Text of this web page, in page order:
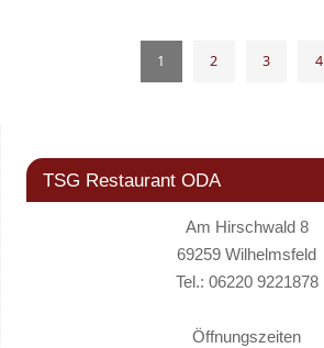
1 2 3 4
TSG Restaurant ODA
Am Hirschwald 8
69259 Wilhelmsfeld
Tel.: 06220 9221878
Öffnungszeiten